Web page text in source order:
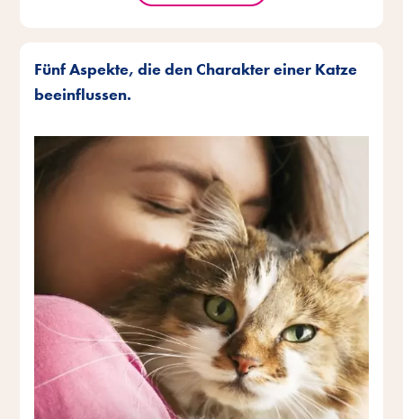
Fünf Aspekte, die den Charakter einer Katze
beeinflussen.